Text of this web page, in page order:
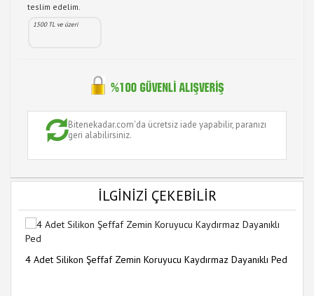
teslim edelim.
1500 TL ve üzeri
Bitenekadar.com'da ücretsiz iade yapabilir, paranızı
geri alabilirsiniz.
İLGİNİZİ ÇEKEBİLİR
4 Adet Silikon Şeffaf Zemin Koruyucu Kaydırmaz Dayanıklı Ped